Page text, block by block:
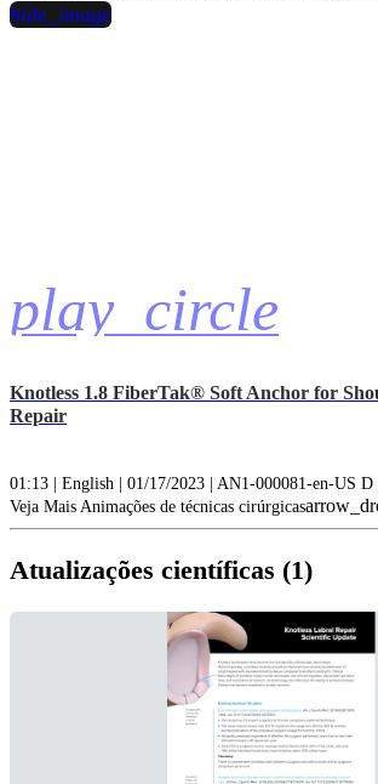
play_circle
hide_image
Knotless 1.8 FiberTak® Soft Anchor for
Repair
01:13 | English | 01/17/2023 | AN1-000081-en-US D
Veja Mais Animações de técnicas cirúrgicas
Atualizações científicas (1)